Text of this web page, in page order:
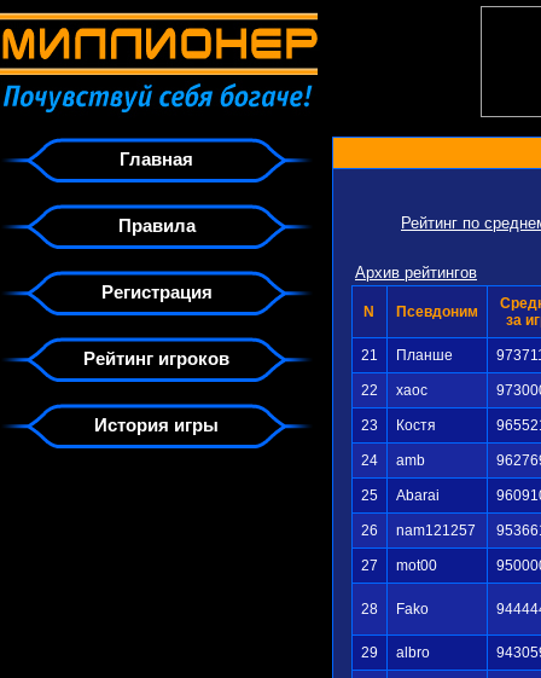
Главная
Правила
Регистрация
Рейтинг игроков
История игры
Рейтинг по
Архив рейтингов
N Псевдоним
за
21 Планше
22 xaoc
23 Кocтя
24 amb
25 Abarai
26 nam121257
27 mot00
28 Fako
29 albro